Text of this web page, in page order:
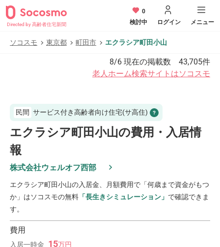
Directed by 高齢者住宅新聞
0
検討中
ログイン メニュー
ソコスモ 東京都 町田市 エクラシア町田小山
8/6 現在の掲載数 43,705件
老人ホーム検索サイトはソコスモ
民間 サービス付き高齢者向け住宅(サ高住)
エクラシア町田小山の費用・入居情
報
株式会社ウェルオフ西部
エクラシア町田小山の入居金、月額費用で「何歳まで資金がもつ
か」はソコスモの無料 「長生きシミュレーション」 で確認できま
す。
費用
入居一時金 15万円